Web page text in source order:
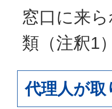
窓口に来
類（注釈1）
代理人が取